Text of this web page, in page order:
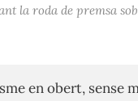
la roda de premsa
en obert, sense